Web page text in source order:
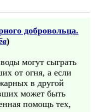
добровольца.
)
могут сыграть
от огня, а если
в другой
может быть
помощь тех,